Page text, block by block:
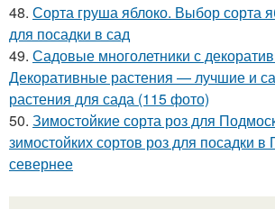
48. Сорта груша яблоко. Выбор сорта
для посадки в сад
49. Садовые многолетники с
Декоративные растения — лучшие и
растения для сада (115 фото)
50. Зимостойкие сорта роз для
зимостойких сортов роз для посадки
севернее